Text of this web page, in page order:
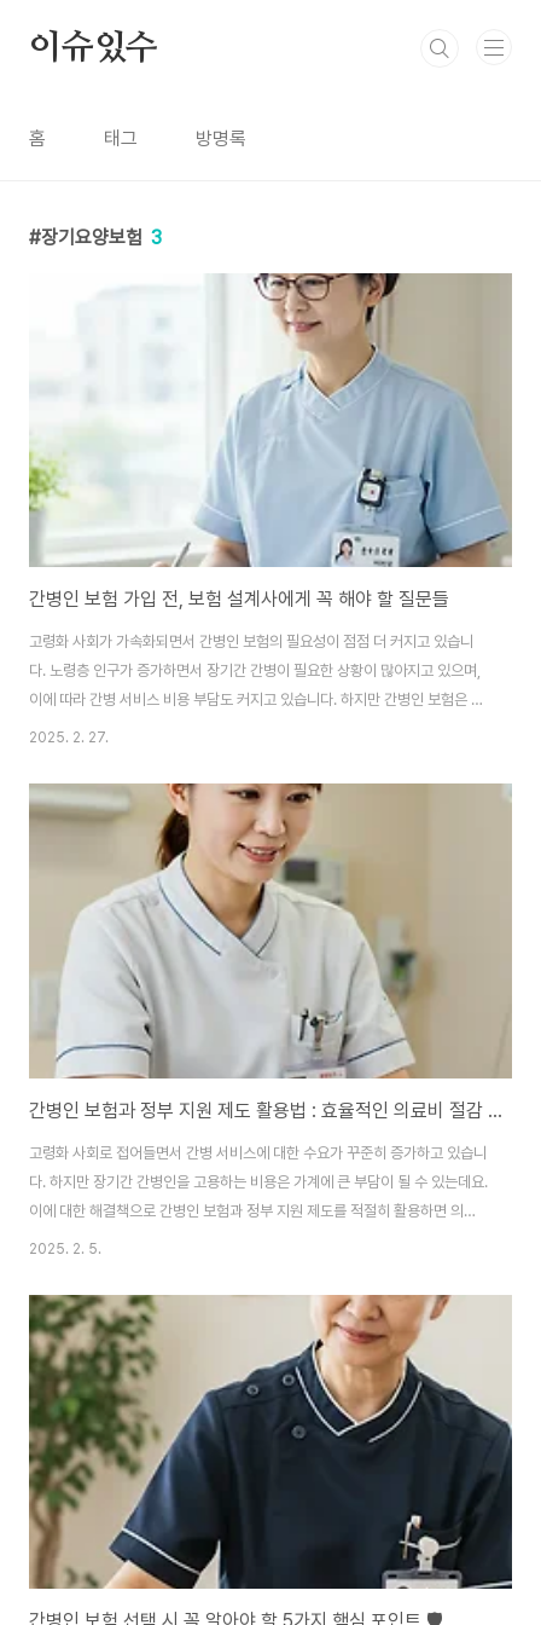
이슈있수
홈 태그 방명록
장기요양보험 3
간병인 보험 가입 전, 보험 설계사에게 꼭 해야 할 질문들
고령화 사회가 가속화되면서 간병인 보험의 필요성이 점점 더 커지고 있습니
다. 노령층 인구가 증가하면서 장기간 간병이 필요한 상황이 많아지고 있으며,
이에 따라 간병 서비스 비용 부담도 커지고 있습니다. 하지만 간병인 보험은 보
장 내용이 복잡하고 보험사마다 차이가 크기 때문에 가입 전 꼼꼼한 상담이 필
해 보았습니다.1️⃣ 보장 범위와 지급 조건은 어떻게 되나요?간병인 보험은 보험
사마다 보장 내용이 다르며, 구체적인 조건을 확인하지 않으면 예상과 다른 결
과를 초래할 수 있습니다. 반드시 아래 사항을 꼼꼼히 확인하세요.✔ 어떤 상황
에서 보장이 되는지?질병이나 사고로 인해 간병이 필요한 경우에만 해당하는
지특정 질병(치매, 뇌졸중, 파킨슨..
2025. 2. 27.
간병인 보험과 정부 지원 제도 활용법 : 효율적인 의료비 절감 방법
고령화 사회로 접어들면서 간병 서비스에 대한 수요가 꾸준히 증가하고 있습니
다. 하지만 장기간 간병인을 고용하는 비용은 가계에 큰 부담이 될 수 있는데요.
이에 대한 해결책으로 간병인 보험과 정부 지원 제도를 적절히 활용하면 의료
비 부담을 줄이고, 보다 안정적인 간병 서비스를 받을 수 있습니다.이 글에서
과적으로 활용하는 방법을 소개해 드리겠습니다. ✅1️⃣ 간병인 보험이란? 💰✅
간병인 보험의 개념간병인 보험은 고령자, 장기 환자, 장애인 등 지속적인 간병
이 필요한 사람들을 위한 보험 상품입니다. 일반적으로 입원이나 장기 요양이
필요할 때 간병인 비용을 지원하는 형태로 운영됩니다.✅ 간병인 보험의 주요
혜택🔹 간병 비용 지원:..
2025. 2. 5.